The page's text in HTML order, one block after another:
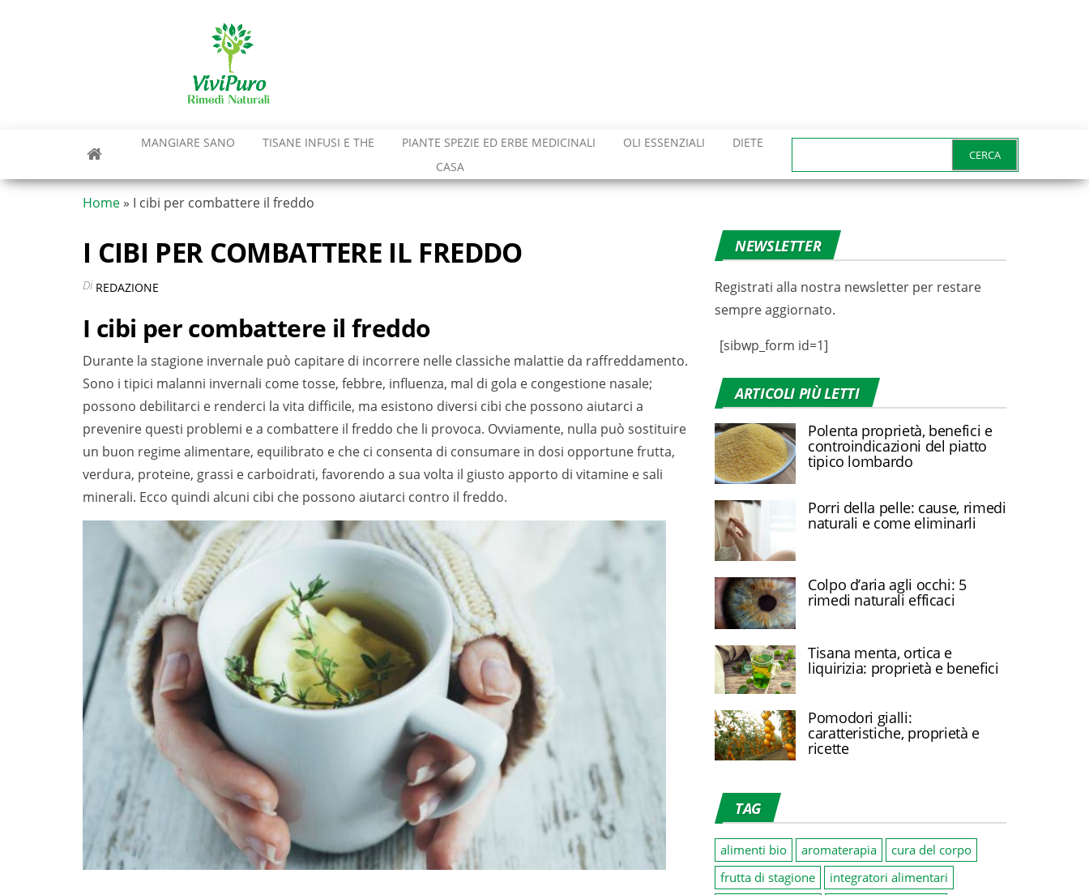
MANGIARE SANO TISANE INFUSI E THE PIANTE SPEZIE ED ERBE MEDICINALI OLI ESSENZIALI
DIETE
CASA
per:
Home » I cibi per combattere il freddo
I CIBI PER COMBATTERE IL FREDDO
Di REDAZIONE
I cibi per combattere il freddo
Durante la stagione invernale può capitare di incorrere nelle classiche malattie da raffreddamento.
Sono i tipici malanni invernali come tosse, febbre, influenza, mal di gola e congestione nasale;
possono debilitarci e renderci la vita difficile, ma esistono diversi cibi che possono aiutarci a
prevenire questi problemi e a combattere il freddo che li provoca. Ovviamente, nulla può sostituire
un buon regime alimentare, equilibrato e che ci consenta di consumare in dosi opportune frutta,
verdura, proteine, grassi e carboidrati, favorendo a sua volta il giusto apporto di vitamine e sali
minerali. Ecco quindi alcuni cibi che possono aiutarci contro il freddo.
NEWSLETTER
Registrati alla nostra newsletter per restare
sempre aggiornato.
[sibwp_form id=1]
ARTICOLI PIÙ LETTI
Polenta proprietà, benefici e
controindicazioni del piatto
tipico lombardo
Porri della pelle: cause, rimedi
naturali e come eliminarli
Colpo d’aria agli occhi: 5
rimedi naturali efficaci
Tisana menta, ortica e
liquirizia: proprietà e benefici
Pomodori gialli:
caratteristiche, proprietà e
ricette
TAG
alimenti bio aromaterapia
cura del corpo
frutta di stagione
integratori alimentari